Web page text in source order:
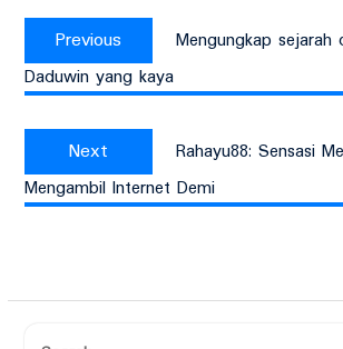
navigation
Previous
Previous
post:
Mengungkap sejarah
Daduwin yang kaya
Next
Next
post:
Rahayu88: Sensasi
Mengambil Internet Demi